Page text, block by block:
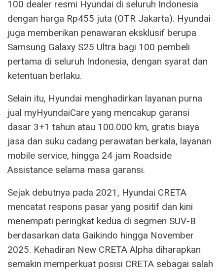
100 dealer resmi Hyundai di seluruh Indonesia
dengan harga Rp455 juta (OTR Jakarta). Hyundai
juga memberikan penawaran eksklusif berupa
Samsung Galaxy S25 Ultra bagi 100 pembeli
pertama di seluruh Indonesia, dengan syarat dan
ketentuan berlaku.
Selain itu, Hyundai menghadirkan layanan purna
jual myHyundaiCare yang mencakup garansi
dasar 3+1 tahun atau 100.000 km, gratis biaya
jasa dan suku cadang perawatan berkala, layanan
mobile service, hingga 24 jam Roadside
Assistance selama masa garansi.
Sejak debutnya pada 2021, Hyundai CRETA
mencatat respons pasar yang positif dan kini
menempati peringkat kedua di segmen SUV-B
berdasarkan data Gaikindo hingga November
2025. Kehadiran New CRETA Alpha diharapkan
semakin memperkuat posisi CRETA sebagai salah